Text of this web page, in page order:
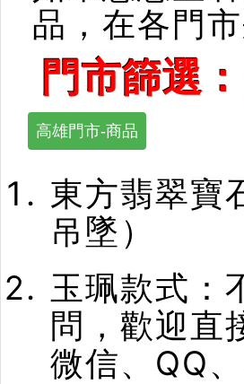
品，在各門
門市篩選：
高雄門市-商品
東方翡翠寶
吊墜）
玉珮款式：
問，歡迎直
微信、QQ、